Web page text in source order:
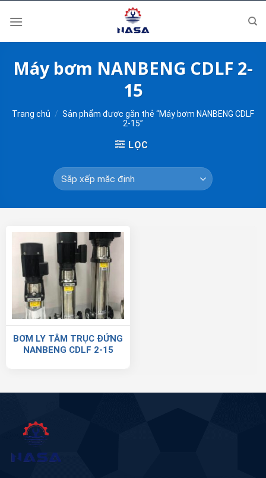
Máy bơm NANBENG CDLF 2-
15
Trang chủ / Sản phẩm được gắn thẻ “Máy bơm NANBENG CDLF
2-15”
LỌC
BƠM LY TÂM TRỤC ĐỨNG
NANBENG CDLF 2-15